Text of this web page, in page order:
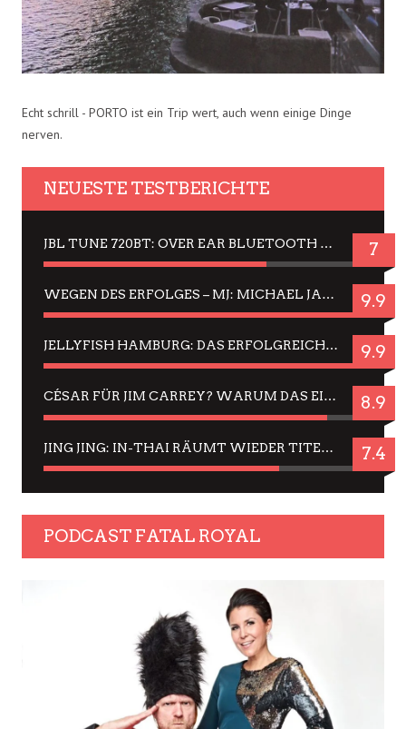
Echt schrill - PORTO ist ein Trip wert, auch wenn einige Dinge
nerven.
NEUESTE TESTBERICHTE
JBL TUNE 720BT: OVER EAR BLUETOOTH KOPFHÖRER UM DIE 50,-€ IM DAUER-TEST 7
WEGEN DES ERFOLGES – MJ: MICHAEL JACKSON MUSICAL IN EINER MATINEE SEHEN 9.9
JELLYFISH HAMBURG: DAS ERFOLGREICHE SOMMER-MENÜ 2025 IN GEFÜHLEN UND BILDERN 9.9
CÉSAR FÜR JIM CARREY? WARUM DAS EINER DER NERVIGSTEN ACTORS IST UND BLEIBT 8.9
JING JING: IN-THAI RÄUMT WIEDER TITEL AB – EIN ZWEI-STUNDEN-ERLEBNISBERICHT 7.4
PODCAST FATAL ROYAL